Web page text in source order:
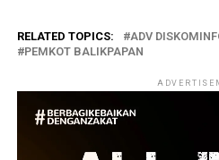
RELATED TOPICS:
ADV
PEMKOT BALIKPAPAN